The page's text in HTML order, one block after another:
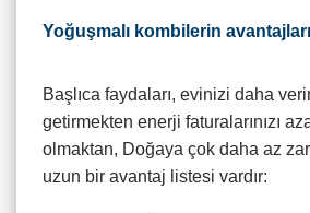
Yoğuşmalı kombilerin avantajları
Başlıca faydaları, evinizi daha
getirmekten enerji faturalarınızı
olmaktan, Doğaya çok daha az
uzun bir avantaj listesi vardır: